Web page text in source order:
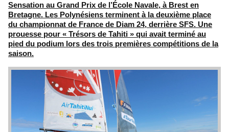
Sensation au Grand Prix de l’École Navale, à Brest en
Bretagne. Les Polynésiens terminent à la deuxième place
du championnat de France de Diam 24, derrière SFS. Une
prouesse pour « Trésors de Tahiti » qui avait terminé au
pied du podium lors des trois premières compétitions de la
saison.